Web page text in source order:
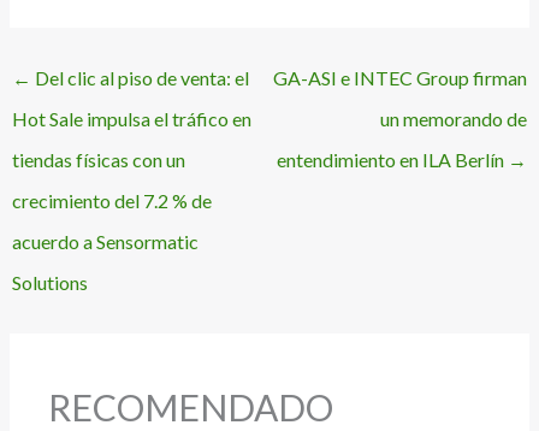
← Del clic al piso de venta: el
Hot Sale impulsa el tráfico en
tiendas físicas con un
crecimiento del 7.2 % de
acuerdo a Sensormatic
Solutions
GA-ASI e INTEC Group firman
un memorando de
entendimiento en ILA Berlín →
RECOMENDADO